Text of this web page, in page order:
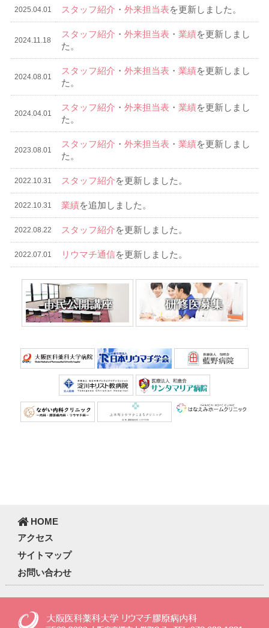
2025.04.01 スタッフ紹介 ・ 外来担当表を更新しました。
2024.11.18
スタッフ紹介 ・ 外来担当表 ・ 業績を更新しまし
た。
2024.08.01
スタッフ紹介 ・ 外来担当表 ・ 業績を更新しまし
た。
2024.04.01
スタッフ紹介 ・ 外来担当表 ・ 業績を更新しまし
た。
2023.08.01
スタッフ紹介 ・ 外来担当表 ・ 業績を更新しまし
た。
2022.10.31 スタッフ紹介を更新しました。
2022.10.31 業績を追加しました。
2022.08.22 スタッフ紹介を更新しました。
2022.07.01 リウマチ通信を更新しました。
HOME
アクセス
サイトマップ
お問い合わせ